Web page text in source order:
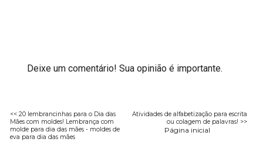
Deixe um comentário! Sua opinião é importante.
<< 20 lembrancinhas para o Dia das
Mães com moldes! Lembrança com
molde para dia das mães - moldes de
eva para dia das mães
Atividades de alfabetização para escrita
ou colagem de palavras! >>
Página inicial